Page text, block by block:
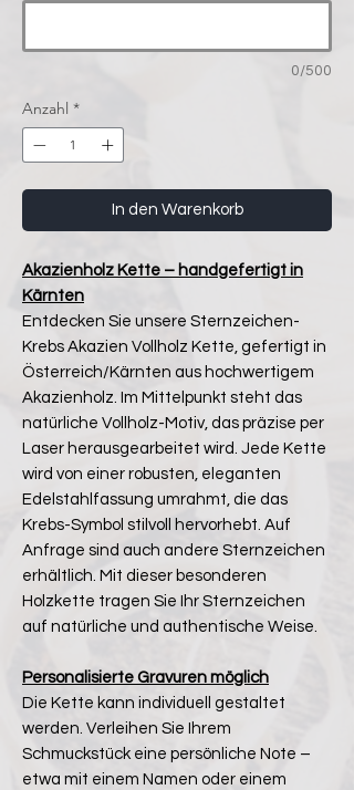
0/500
Anzahl *
In den Warenkorb
Akazienholz Kette – handgefertigt in
Kärnten
Entdecken Sie unsere Sternzeichen-
Krebs Akazien Vollholz Kette, gefertigt in
Österreich/Kärnten aus hochwertigem
Akazienholz. Im Mittelpunkt steht das
natürliche Vollholz-Motiv, das präzise per
Laser herausgearbeitet wird. Jede Kette
wird von einer robusten, eleganten
Edelstahlfassung umrahmt, die das
Krebs-Symbol stilvoll hervorhebt. Auf
Anfrage sind auch andere Sternzeichen
erhältlich. Mit dieser besonderen
Holzkette tragen Sie Ihr Sternzeichen
auf natürliche und authentische Weise.
Personalisierte Gravuren möglich
Die Kette kann individuell gestaltet
werden. Verleihen Sie Ihrem
Schmuckstück eine persönliche Note –
etwa mit einem Namen oder einem